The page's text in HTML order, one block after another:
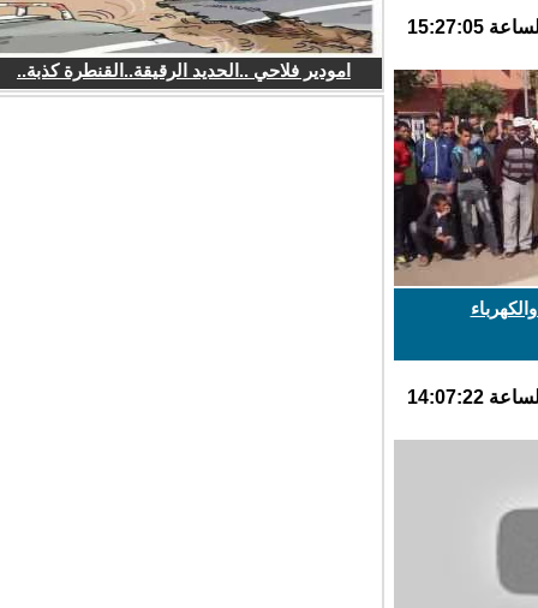
امودير فلاحي ..الحديد الرقيقة..القنطرة كذبة..